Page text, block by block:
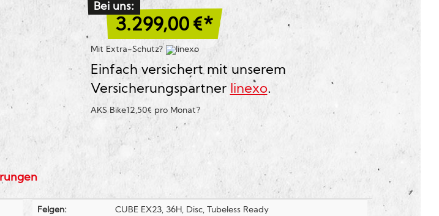
Bei uns:
3.299,00 €*
Mit Extra-Schutz?
Einfach versichert mit unserem
Versicherungspartner linexo.
AKS Bike12,50€ pro Monat?
Felgen: CUBE EX23, 36H, Disc, Tubeless Ready